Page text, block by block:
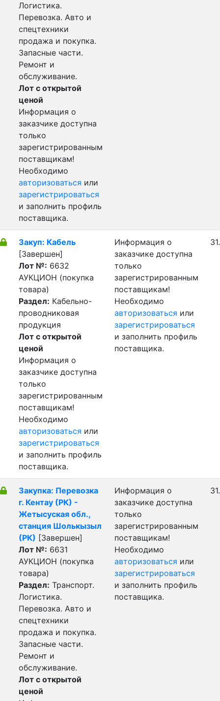
Логистика.
Перевозка. Авто и
спецтехники
продажа и покупка.
Запасные части.
Ремонт и
обслуживание.
Лот с открытой
ценой
Информация о
заказчике доступна
только
зарегистрированным
поставщикам!
Необходимо
авторизоваться или
зарегистрироваться
и заполнить профиль
поставщика.
Закуп: Кабель
[Завершен]
Лот №: 6632
АУКЦИОН (покупка
товара)
Раздел: Кабельно-
проводниковая
продукция
Лот с открытой
ценой
Информация о
заказчике доступна
только
зарегистрированным
поставщикам!
Необходимо
авторизоваться или
зарегистрироваться
и заполнить профиль
поставщика.
Информация о
заказчике доступна
только
зарегистрированным
поставщикам!
Необходимо
авторизоваться или
зарегистрироваться
и заполнить профиль
поставщика.
Закупка: Перевозка
г. Кентау (РК) -
Жетысуская обл.,
станция Шолькызыл
(РК) [Завершен]
Лот №: 6631
АУКЦИОН (покупка
товара)
Раздел: Транспорт.
Логистика.
Перевозка. Авто и
спецтехники
продажа и покупка.
Запасные части.
Ремонт и
обслуживание.
Лот с открытой
ценой
Информация о
заказчике доступна
только
зарегистрированным
поставщикам!
Необходимо
авторизоваться или
зарегистрироваться
и заполнить профиль
поставщика.